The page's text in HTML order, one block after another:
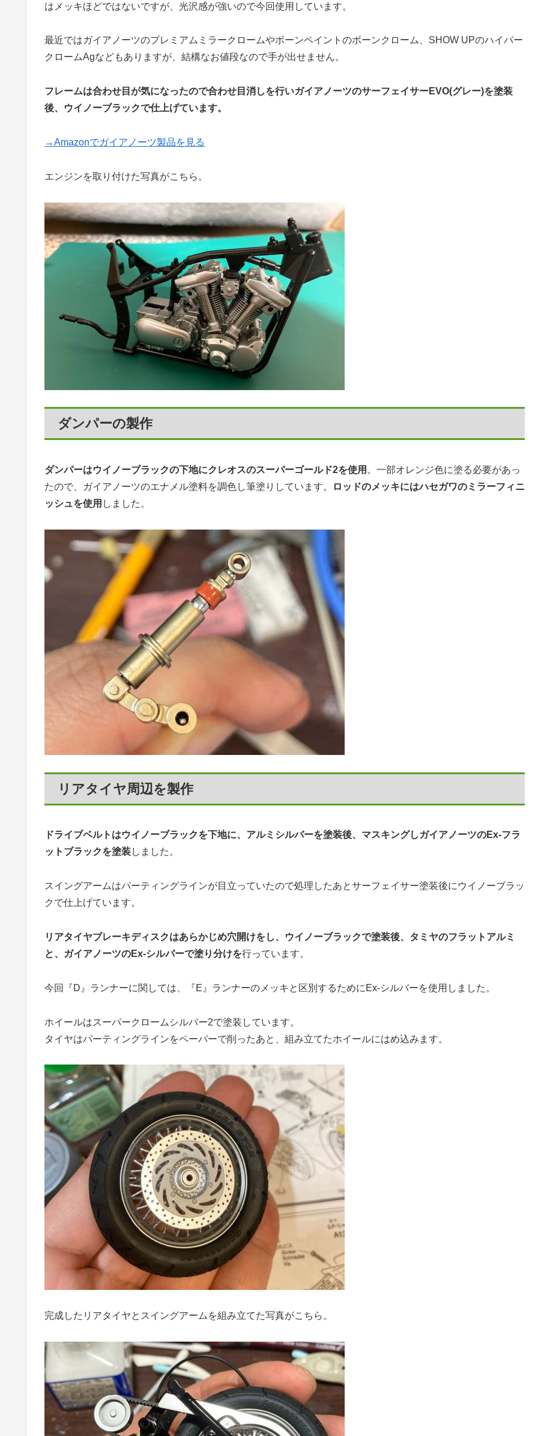
はメッキほどではないですが、光沢感が強いので今回使用しています。
最近ではガイアノーツのプレミアムミラークロームやボーンペイントのボーンクローム、SHOW UPのハイパー
クロームAgなどもありますが、結構なお値段なので手が出せません。
フレームは合わせ目が気になったので合わせ目消しを行いガイアノーツのサーフェイサーEVO(グレー)を塗装
後、ウイノーブラックで仕上げています。
→Amazonでガイアノーツ製品を見る
エンジンを取り付けた写真がこちら。
ダンパーの製作
ダンパーはウイノーブラックの下地にクレオスのスーパーゴールド2を使用 。一部オレンジ色に塗る必要があっ
たので、ガイアノーツのエナメル塗料を調色し筆塗りしています。
ロッドのメッキにはハセガワのミラーフィニ
ッシュを使用 しました。
リアタイヤ周辺を製作
ドライブベルトはウイノーブラックを下地に、アルミシルバーを塗装後、マスキングしガイアノーツのEx-フラ
ットブラックを塗装しました。
スイングアームはパーティングラインが目立っていたので処理したあとサーフェイサー塗装後にウイノーブラッ
クで仕上げています。
リアタイヤブレーキディスクはあらかじめ穴開けをし、ウイノーブラックで塗装後、タミヤのフラットアルミ
と、ガイアノーツのEx-シルバーで塗り分けを行っています。
今回『D』ランナーに関しては、『E』ランナーのメッキと区別するためにEx-シルバーを使用しました。
ホイールはスーパークロームシルバー2で塗装しています。
タイヤはパーティングラインをペーパーで削ったあと、組み立てたホイールにはめ込みます。
完成したリアタイヤとスイングアームを組み立てた写真がこちら。